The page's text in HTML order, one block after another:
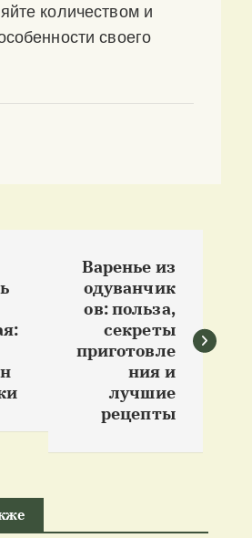
количеством и
своего
Варенье из
одуванчик
ов: польза,
секреты
приготовле
ния и
лучшие
рецепты